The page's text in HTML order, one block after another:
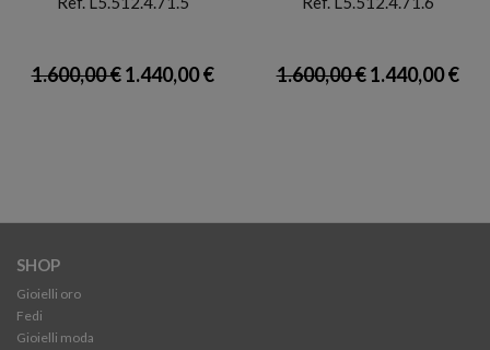
1.600,00 €1.440,00 € 1.600,00 €1.440,00 €
SHOP
Gioielli oro
Fedi
Gioielli moda